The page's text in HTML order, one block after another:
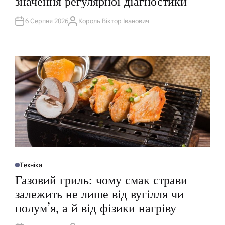
І
У
В
6 Серпня 2026А
Король Віктор Іванович
О
Б
Л
І
К
У
Техніка
Газовий гриль: чому смак страви
залежить не лише від вугілля чи
полум’я, а й від фізики нагріву